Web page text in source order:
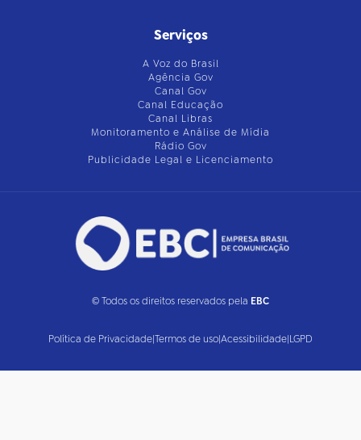
Serviços
A Voz do Brasil
Agência Gov
Canal Gov
Canal Educação
Canal Libras
Monitoramento e Análise de Mídia
Rádio Gov
Publicidade Legal e Licenciamento
© Todos os direitos reservados pela EBC
Política de Privacidade|Termos de uso|Acessibilidade|LGPD